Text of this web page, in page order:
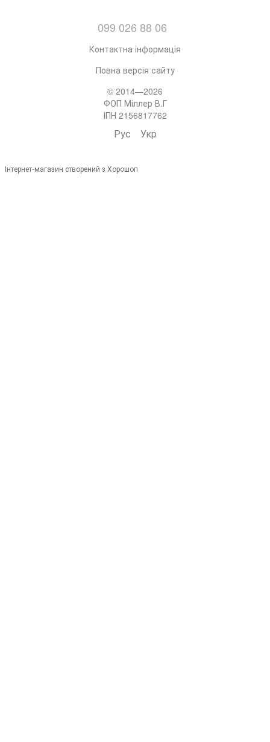
099 026 88 06
Контактна інформація
Повна версія сайту
© 2014—2026
ФОП Міллер В.Г
ІПН 2156817762
Рус Укр
Інтернет-магазин створений з Хорошоп